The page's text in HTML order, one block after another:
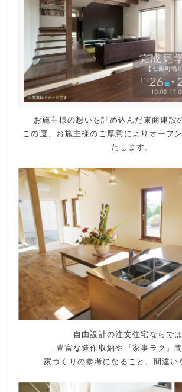
お施主様の想いを詰め込んだ東商建設
この度、 お施主様のご厚意によりオープ
たします。
自由設計の注文住宅ならで
豊富な造作収納や『家事ラク』
家づくりの参考になること、間違い